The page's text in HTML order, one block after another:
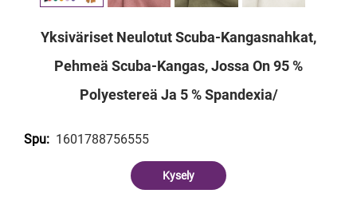
Yksiväriset Neulotut Scuba-Kangasnahkat,
Pehmeä Scuba-Kangas, Jossa On 95 %
Polyestereä Ja 5 % Spandexia/
Spu: 1601788756555
Kysely